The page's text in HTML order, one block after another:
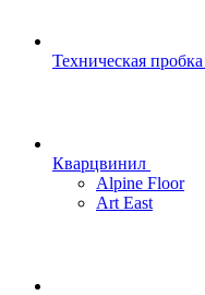
Техническая
Кварцвинил
Alpine Floor
Art East